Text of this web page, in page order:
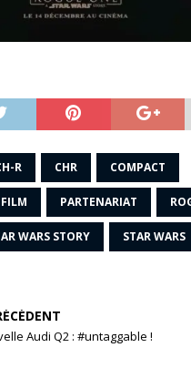
R CHR COMPACT
FILM PARTENARIAT
WARS STORY STAR WARS
Audi Q2 : #untaggable !